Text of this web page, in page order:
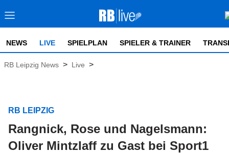
NEWS LIVE SPIELPLAN SPIELER & TRAINER
RB Leipzig News > Live >
RB LEIPZIG
Rangnick, Rose und Nagelsmann:
Oliver Mintzlaff zu Gast bei Sport1